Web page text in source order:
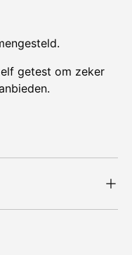
getest om zeker